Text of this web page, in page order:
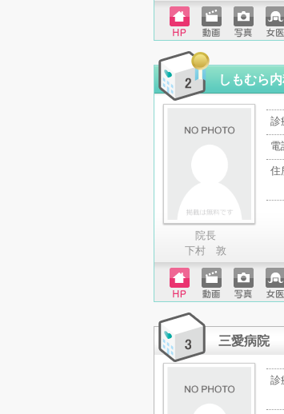
ホーム
ページ
動画 写真 女医
しもむら
院長
下村 敦
診
電
住
ホーム
ページ
動画 写真 女医
三愛病院
診